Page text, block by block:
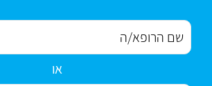
או